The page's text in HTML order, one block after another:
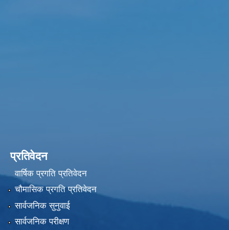
प्रतिवेदन
वार्षिक प्रगति प्रतिवेदन
चौमासिक प्रगति प्रतिवेदन
सार्वजनिक सुनुवाई
सार्वजनिक परीक्षण